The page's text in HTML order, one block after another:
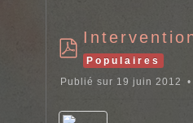
d
f
Populaires
Publié sur 19 juin 2012